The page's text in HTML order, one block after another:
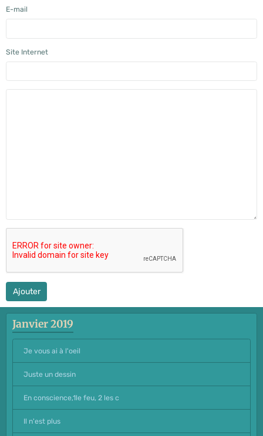
E-mail
Site Internet
Ajouter
Janvier 2019
Je vous ai à l'oeil
Juste un dessin
En conscience,1le feu, 2 les c
Il n'est plus